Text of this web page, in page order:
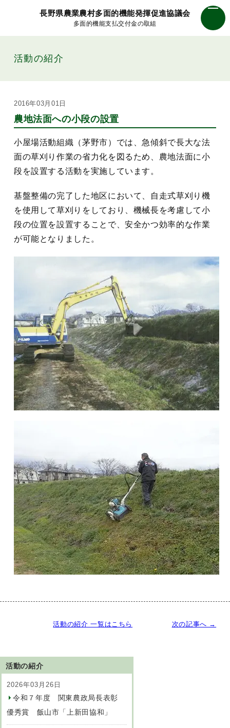
長野県農業農村多面的機能発揮促進協議会
多面的機能支払交付金の取組
活動の紹介
2016年03月01日
農地法面への小段の設置
小屋場活動組織（茅野市）では、急傾斜で長大な法
面の草刈り作業の省力化を図るため、農地法面に小
段を設置する活動を実施しています。
基盤整備の完了した地区において、自走式草刈り機
を使用して草刈りをしており、機械長を考慮して小
段の位置を設置することで、安全かつ効率的な作業
が可能となりました。
次の記事へ →
活動の紹介 一覧はこちら
活動の紹介
2026年03月26日
令和７年度 関東農政局長表彰
優秀賞 飯山市「上新田協和」